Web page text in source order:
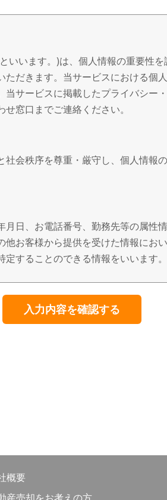
いいます。)は、個人情報の重要性
ただきます。当サービスにおける個
サービスに掲載したプライバシー
窓口までご連絡ください。
社会秩序を尊重・厳守し、個人情報
日、お電話番号、勤務先等の属性
他お客様から提供を受けた情報にお
することのできる情報をいいます。
って行うとともに、利用目的の公表
の範囲を超えた個人情報の取扱いは
ィング活動、顧客動向分析または商
の申出がありましたら取り止めさせ
概要